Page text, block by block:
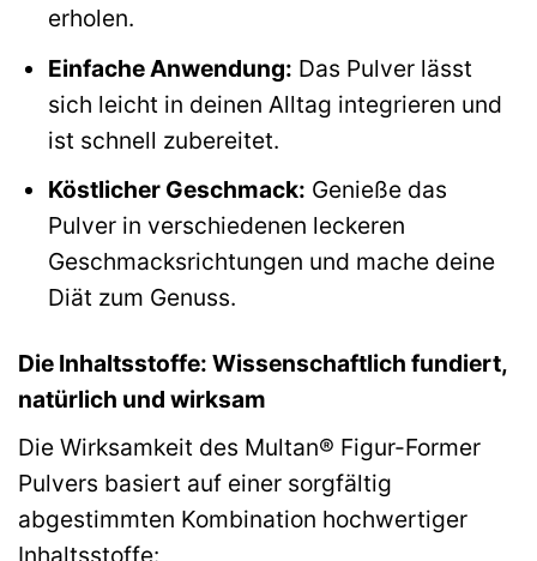
erholen.
Einfache Anwendung: Das Pulver lässt
sich leicht in deinen Alltag integrieren und
ist schnell zubereitet.
Köstlicher Geschmack: Genieße das
Pulver in verschiedenen leckeren
Geschmacksrichtungen und mache deine
Diät zum Genuss.
Die Inhaltsstoffe: Wissenschaftlich fundiert,
natürlich und wirksam
Die Wirksamkeit des Multan® Figur-Former
Pulvers basiert auf einer sorgfältig
abgestimmten Kombination hochwertiger
Inhaltsstoffe: